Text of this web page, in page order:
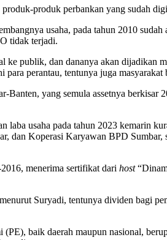
produk perbankan yang sudah
usaha, pada tahun 2010
tidak terjadi.
ke publik, dan dananya akan
perantau, tentunya juga masyarakat
Banten, yang semula assetnya
usaha pada tahun 2023 kemarin
dan Koperasi Karyawan BPD Sumbar,
menerima sertifikat dari host
Suryadi, tentunya dividen bagi
baik daerah maupun nasional,